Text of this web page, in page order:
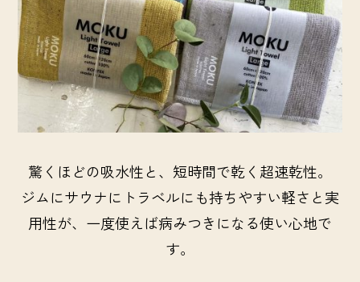
驚くほどの吸水性と、短時間で乾く超速乾性。
ジムにサウナにトラベルにも持ちやすい軽さと実
用性が、一度使えば病みつきになる使い心地で
す。